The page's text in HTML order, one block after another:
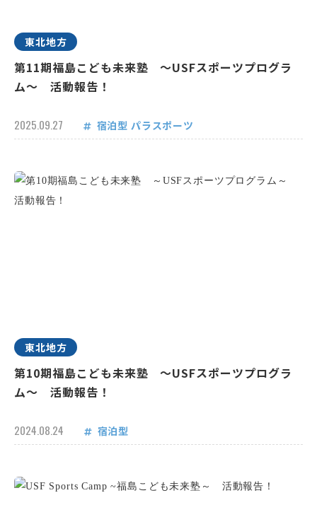
東北地方
第11期福島こども未来塾 ～USFスポーツプログラ
ム～ 活動報告！
2025.09.27 宿泊型 パラスポーツ
東北地方
第10期福島こども未来塾 ～USFスポーツプログラ
ム～ 活動報告！
2024.08.24 宿泊型